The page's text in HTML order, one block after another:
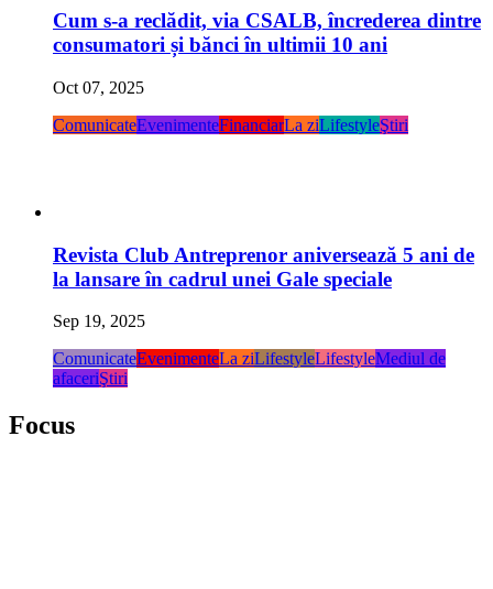
Cum s-a reclădit, via CSALB, încrederea dintre
consumatori și bănci în ultimii 10 ani
Oct 07, 2025
ComunicateEvenimenteFinanciarLa ziLifestyleŞtiri
Revista Club Antreprenor aniversează 5 ani de
la lansare în cadrul unei Gale speciale
Sep 19, 2025
ComunicateEvenimenteLa ziLifestyleLifestyleMediul de
afaceriŞtiri
Focus